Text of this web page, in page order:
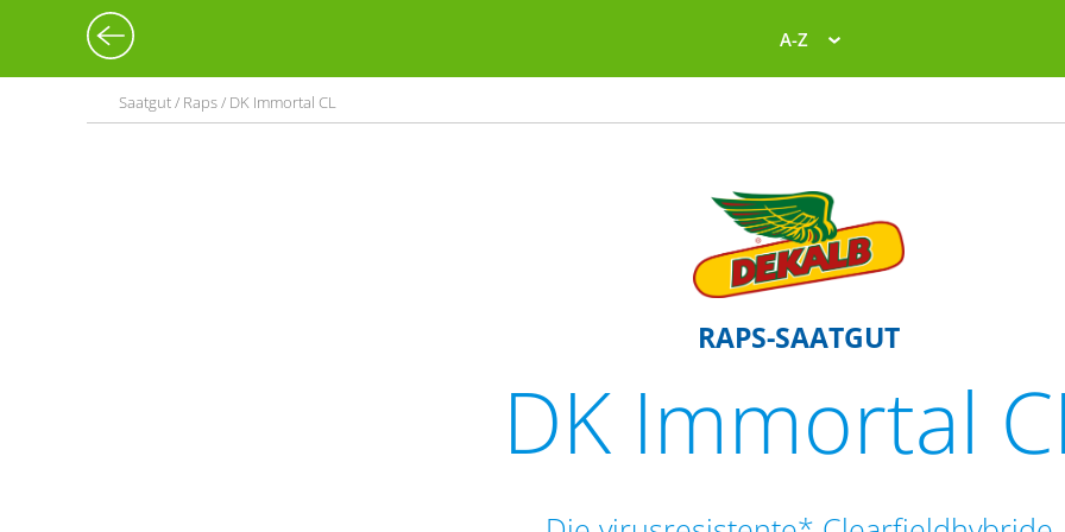
A-Z
Saatgut / Raps / DK Immortal CL
RAPS-SAATGUT
DK Immortal